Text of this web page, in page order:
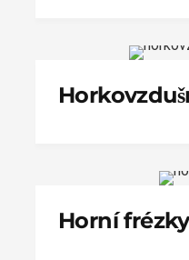
Horní frézky